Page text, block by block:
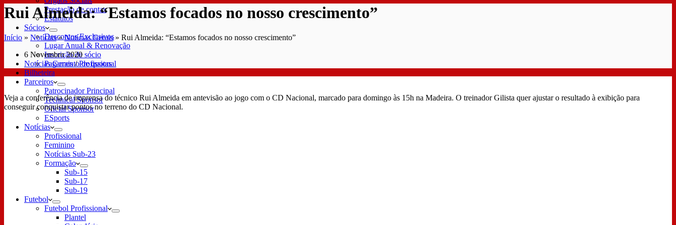
Prestação de contas
Estatutos
Sócios
Descontos Exclusivos
Lugar Anual & Renovação
Inscrição de sócio
Pagamento de quotas
Bilheteira
Parceiros
Patrocinador Principal
Technical Sponsor
Oficial Sponsor
ESports
Notícias
Profissional
Feminino
Notícias Sub-23
Formação
Sub-15
Sub-17
Sub-19
Futebol
Futebol Profissional
Plantel
Rui Almeida: “Estamos focados no nosso crescimento”
Início » Notícias»Notícias Gerais» Rui Almeida: “Estamos focados no nosso crescimento”
6 Novembro 2020
Notícias Gerais/Profissional
Veja a conferência de imprensa do técnico Rui Almeida em antevisão ao jogo com o CD Nacional, marcado para domingo às 15h na Madeira. O treinador Gilista quer ajustar o resultado à exibição para
conseguir conquistar pontos no terreno do CD Nacional.